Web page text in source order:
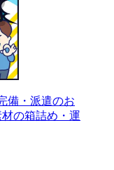
備・派遣のお
の箱詰め・運